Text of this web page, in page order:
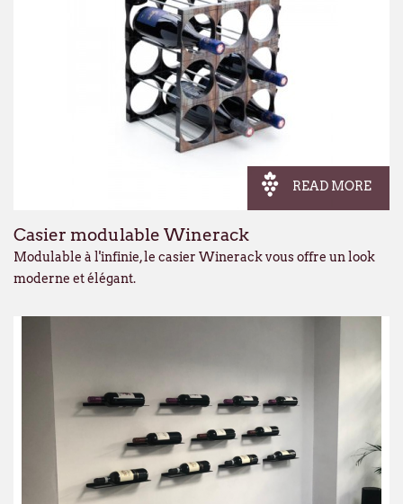
READ MORE
Casier modulable Winerack
Modulable à l'infinie, le casier Winerack vous offre un look
moderne et élégant.